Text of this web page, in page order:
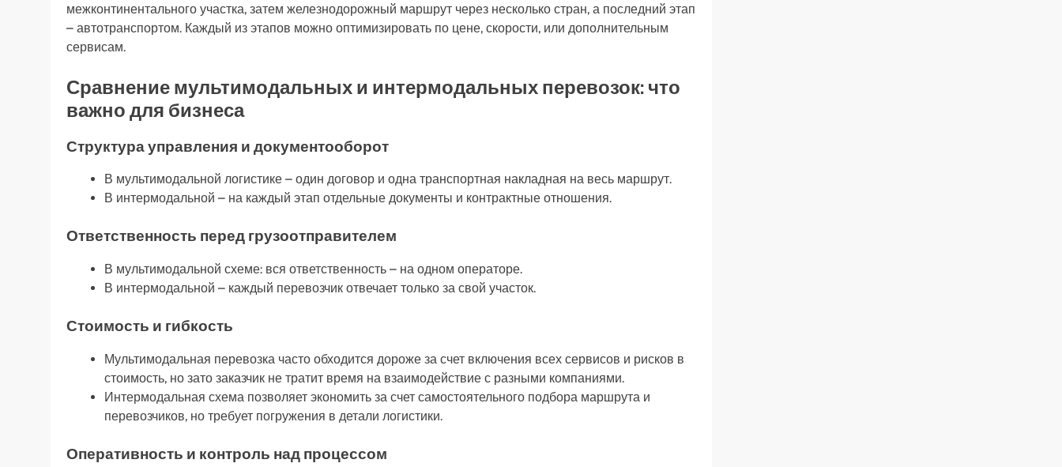
межконтинентального участка, затем железнодорожный маршрут через несколько стран, а последний этап
– автотранспортом. Каждый из этапов можно оптимизировать по цене, скорости, или дополнительным
сервисам.
Сравнение мультимодальных и интермодальных перевозок: что
важно для бизнеса
Структура управления и документооборот
В мультимодальной логистике – один договор и одна транспортная накладная на весь маршрут.
В интермодальной – на каждый этап отдельные документы и контрактные отношения.
Ответственность перед грузоотправителем
В мультимодальной схеме: вся ответственность – на одном операторе.
В интермодальной – каждый перевозчик отвечает только за свой участок.
Стоимость и гибкость
Мультимодальная перевозка часто обходится дороже за счет включения всех сервисов и рисков в
стоимость, но зато заказчик не тратит время на взаимодействие с разными компаниями.
Интермодальная схема позволяет экономить за счет самостоятельного подбора маршрута и
перевозчиков, но требует погружения в детали логистики.
Оперативность и контроль над процессом